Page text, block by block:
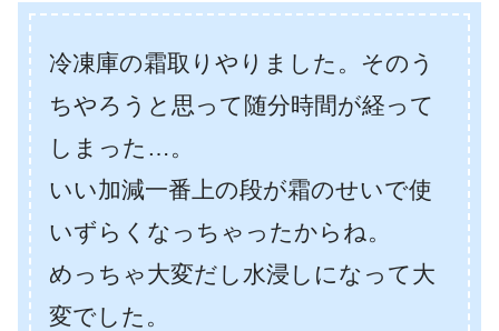
冷凍庫の霜取りやりました。そのう
ちやろうと思って随分時間が経って
しまった…。
いい加減一番上の段が霜のせいで使
いずらくなっちゃったからね。
めっちゃ大変だし水浸しになって大
変でした。